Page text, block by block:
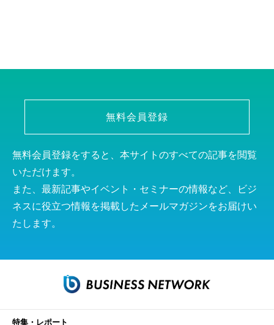
無料会員登録
無料会員登録をすると、本サイトのすべての記事を閲覧
いただけます。
また、最新記事やイベント・セミナーの情報など、ビジ
ネスに役立つ情報を掲載したメールマガジンをお届けい
たします。
特集・レポート